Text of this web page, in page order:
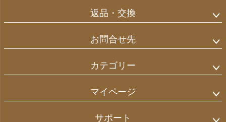
返品・交換
お問合せ先
カテゴリー
マイページ
サポート